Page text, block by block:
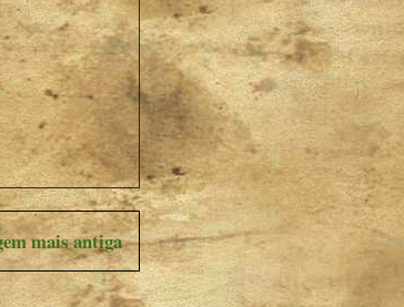
mais antiga